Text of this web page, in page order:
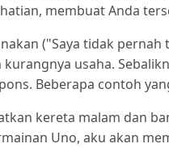
membuat Anda
("Saya tidak
usaha.
Beberapa contoh
kereta malam dan
Uno, aku akan